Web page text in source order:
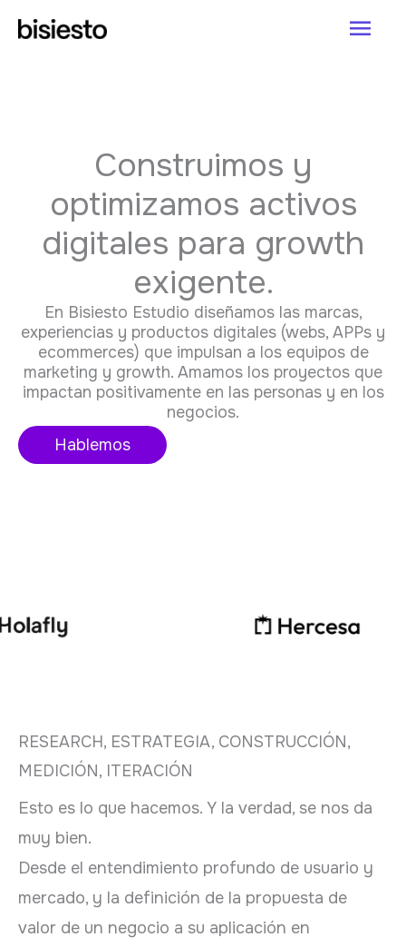
Construimos y
optimizamos activos
digitales para growth
exigente.
En Bisiesto Estudio diseñamos las marcas,
experiencias y productos digitales (webs, APPs y
ecommerces) que impulsan a los equipos de
marketing y growth. Amamos los proyectos que
impactan positivamente en las personas y en los
negocios.
Hablemos
RESEARCH, ESTRATEGIA, CONSTRUCCIÓN,
MEDICIÓN, ITERACIÓN
Esto es lo que hacemos. Y la verdad, se nos da
muy bien.
Desde el entendimiento profundo de usuario y
mercado, y la definición de la propuesta de
valor de un negocio a su aplicación en